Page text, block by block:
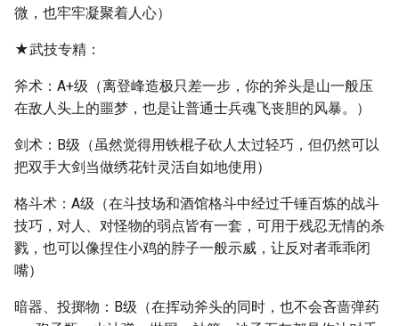
微，也牢牢凝聚着人心）
★武技专精：
斧术：A+级（离登峰造极只差一步，你的斧头是山一般压
在敌人头上的噩梦，也是让普通士兵魂飞丧胆的风暴。）
剑术：B级（虽然觉得用铁棍子砍人太过轻巧，但仍然可以
把双手大剑当做绣花针灵活自如地使用）
格斗术：A级（在斗技场和酒馆格斗中经过千锤百炼的战斗
技巧，对人、对怪物的弱点皆有一套，可用于残忍无情的杀
戮，也可以像捏住小鸡的脖子一般示威，让反对者乖乖闭
嘴）
暗器、投掷物：B级（在挥动斧头的同时，也不会吝啬弹药